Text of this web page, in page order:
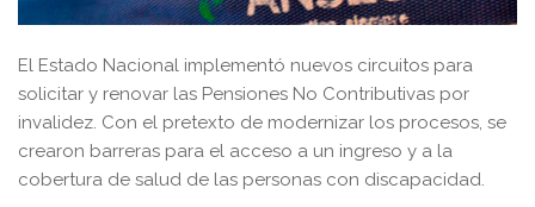
El Estado Nacional implementó nuevos circuitos para
solicitar y renovar las Pensiones No Contributivas por
invalidez. Con el pretexto de modernizar los procesos, se
crearon barreras para el acceso a un ingreso y a la
cobertura de salud de las personas con discapacidad.